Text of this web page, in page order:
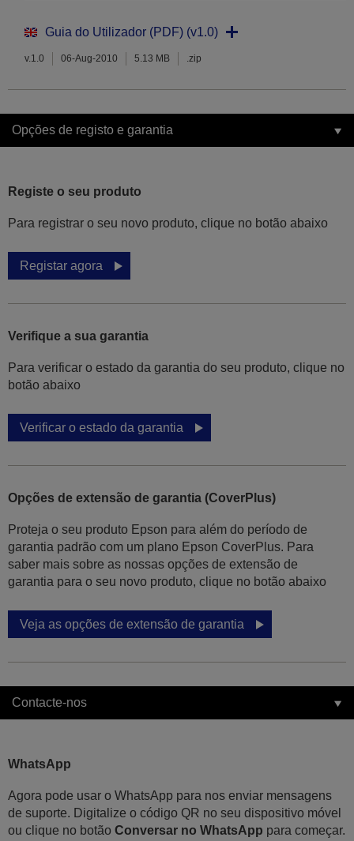
Guia do Utilizador (PDF) (v1.0)
v.1.0 06-Aug-2010 5.13 MB .zip
Opções de registo e garantia
Registe o seu produto
Para registrar o seu novo produto, clique no botão abaixo
Registar agora
Verifique a sua garantia
Para verificar o estado da garantia do seu produto, clique no
botão abaixo
Verificar o estado da garantia
Opções de extensão de garantia (CoverPlus)
Proteja o seu produto Epson para além do período de
garantia padrão com um plano Epson CoverPlus. Para
saber mais sobre as nossas opções de extensão de
garantia para o seu novo produto, clique no botão abaixo
Veja as opções de extensão de garantia
Contacte-nos
WhatsApp
Agora pode usar o WhatsApp para nos enviar mensagens
de suporte. Digitalize o código QR no seu dispositivo móvel
ou clique no botão Conversar no WhatsApp para começar.